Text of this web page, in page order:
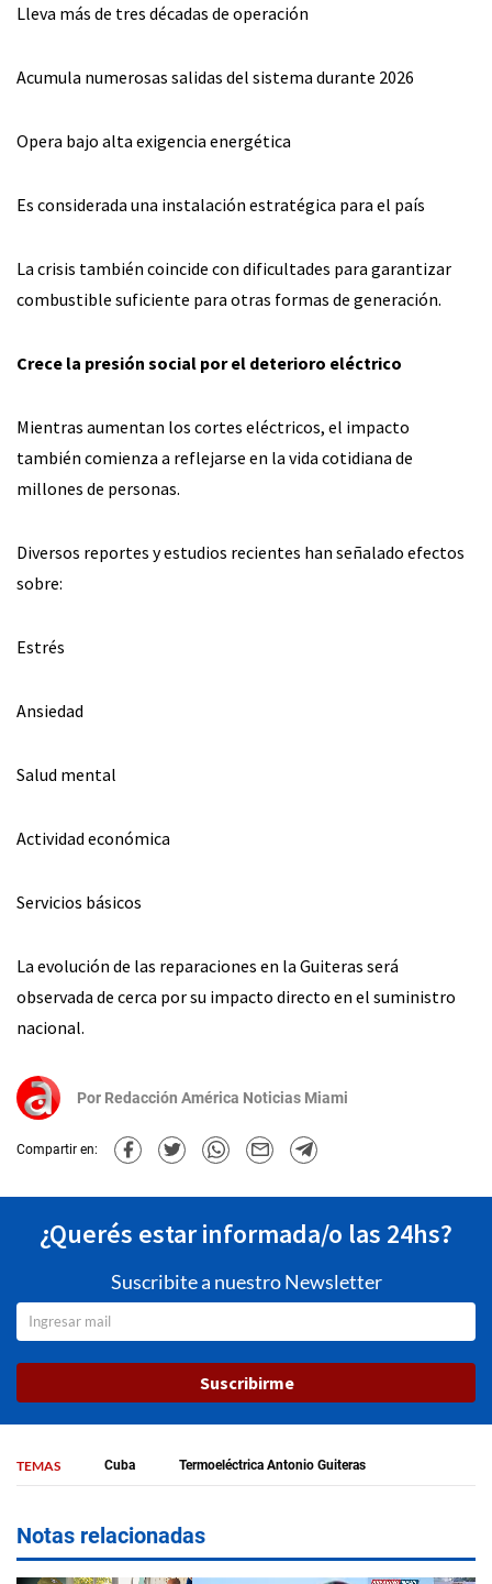
Lleva más de tres décadas de operación
Acumula numerosas salidas del sistema durante 2026
Opera bajo alta exigencia energética
Es considerada una instalación estratégica para el país
La crisis también coincide con dificultades para garantizar
combustible suficiente para otras formas de generación.
Crece la presión social por el deterioro eléctrico
Mientras aumentan los cortes eléctricos, el impacto
también comienza a reflejarse en la vida cotidiana de
millones de personas.
Diversos reportes y estudios recientes han señalado efectos
sobre:
Estrés
Ansiedad
Salud mental
Actividad económica
Servicios básicos
La evolución de las reparaciones en la Guiteras será
observada de cerca por su impacto directo en el suministro
nacional.
Por Redacción América Noticias Miami
Compartir en:
¿Querés estar informada/o las 24hs?
Suscribite a nuestro Newsletter
Suscribirme
TEMAS Cuba Termoeléctrica Antonio Guiteras
Notas relacionadas